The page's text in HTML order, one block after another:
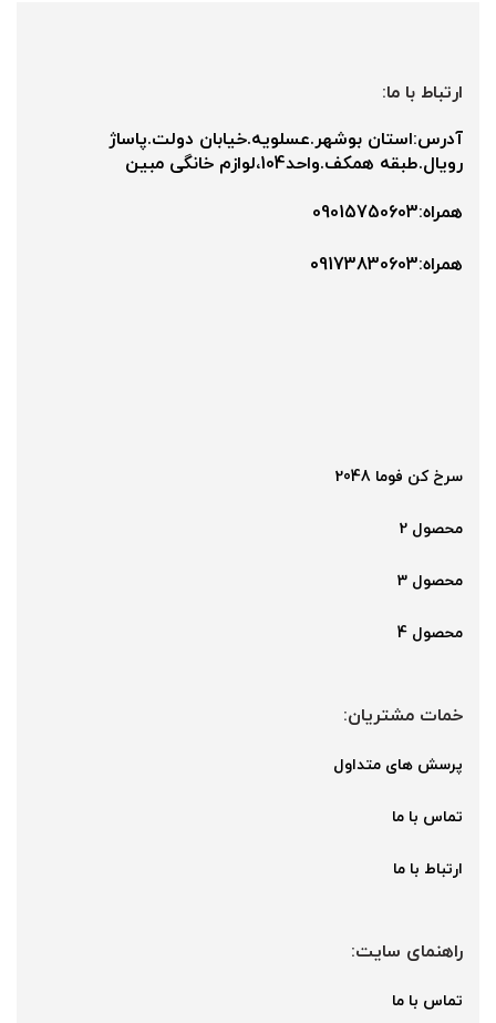
ارتباط با ما:
آدرس:استان بوشهر.عسلویه.خیابان دولت.پاساژ
رویال.طبقه همکف.واحد104،لوازم خانگی مبین
همراه:09015750603
همراه:۰9173830603
سرخ کن فوما 2048
محصول 2
محصول 3
محصول 4
خمات مشتریان:
پرسش های متداول
تماس با ما
ارتباط با ما
راهنمای سایت:
تماس با ما